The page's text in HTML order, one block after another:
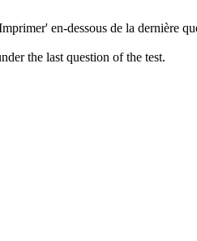
en-dessous de la dernière
the last question of the test.